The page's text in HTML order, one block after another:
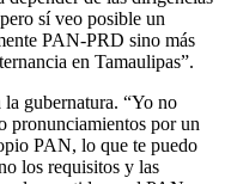
sí veo posible un
PAN-PRD sino más
en Tamaulipas”.
gubernatura. “Yo no
pronunciamientos por un
PAN, lo que te puedo
los requisitos y las